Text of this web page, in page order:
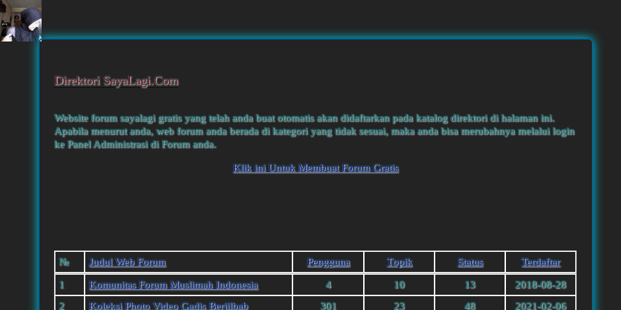
Direktori SayaLagi.Com
Website forum sayalagi gratis yang telah anda buat otomatis akan didaftarkan pada katalog direktori di halaman ini.
Apabila menurut anda, web forum anda berada di kategori yang tidak sesuai, maka anda bisa merubahnya melalui login
ke Panel Administrasi di Forum anda.
Klik ini Untuk Membuat Forum Gratis
№ Judul Web Forum Pengguna Тopik Status Terdaftar
1 Komunitas Forum Muslimah Indonesia 4 10 13
2018-08-28
2
Koleksi Photo Video Gadis Berjilbab 301 23 48 2021-02-06